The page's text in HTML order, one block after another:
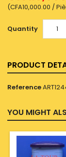
(CFA10,000.00 /
Quantity
PRODUCT
Reference
YOU MIGHT